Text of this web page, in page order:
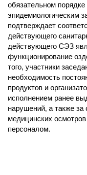
обязательном
эпидемиологическим
подтверждает
действующего
действующего СЭЗ
функционирование
того, участники
необходимость
продуктов и
исполнением ранее
нарушений, а также
медицинских осмотров
персоналом.